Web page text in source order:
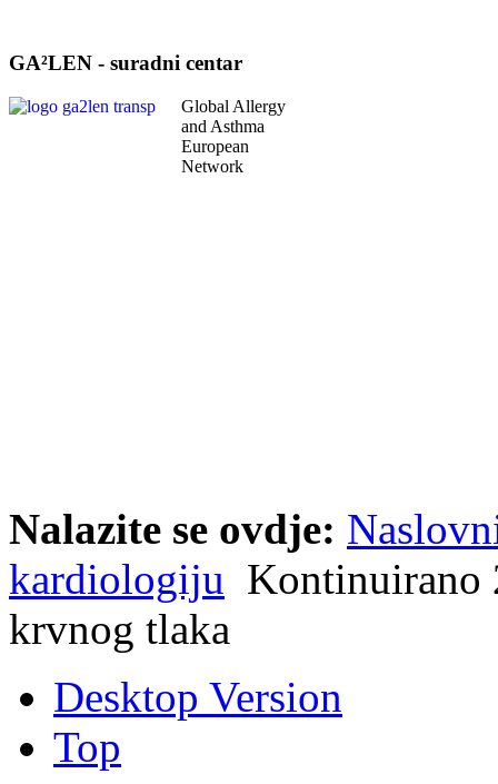
GA²LEN - suradni centar
Global Allergy
and Asthma
European
Network
Nalazite se ovdje:
kardiologiju Kontinuirano
krvnog tlaka
Desktop Version
Top